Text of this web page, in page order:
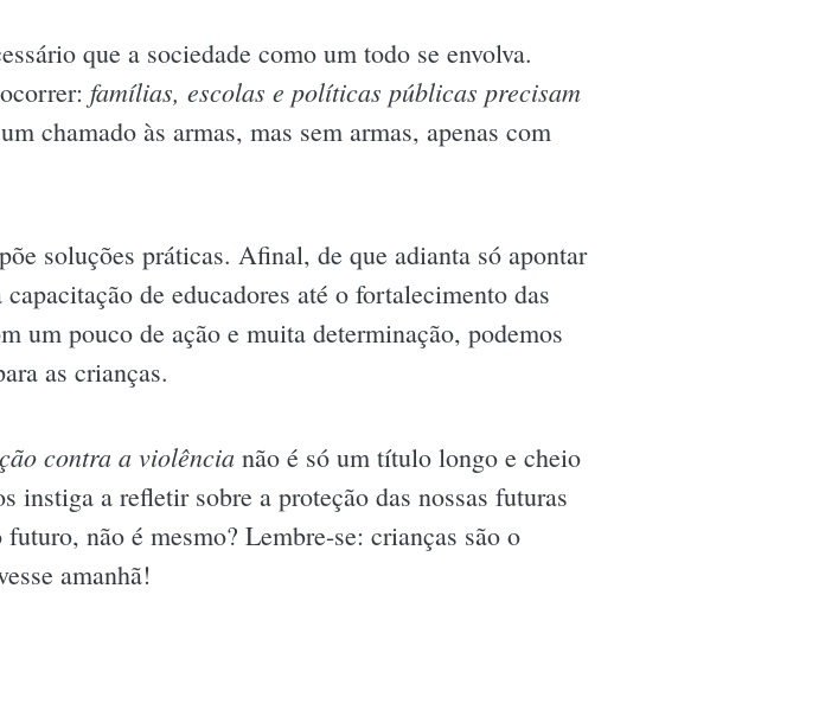
que a sociedade como um todo se envolva.
famílias, escolas e políticas públicas precisam
chamado às armas, mas sem armas, apenas com
soluções práticas. Afinal, de que adianta só apontar
de educadores até o fortalecimento das
um pouco de ação e muita determinação, podemos
as crianças.
contra a violência não é só um título longo e cheio
instiga a refletir sobre a proteção das nossas futuras
não é mesmo? Lembre-se: crianças são o
amanhã!